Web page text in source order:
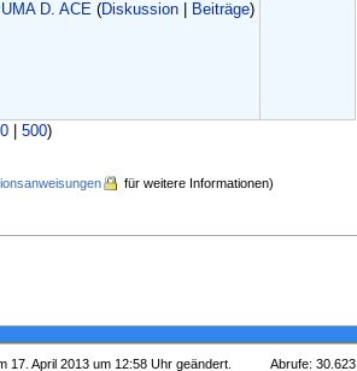
D. ACE (Diskussion Beiträge)
| 500)
für weitere Informationen)
17. April 2013 um 12:58 Uhr geändert. Abrufe: 30.623